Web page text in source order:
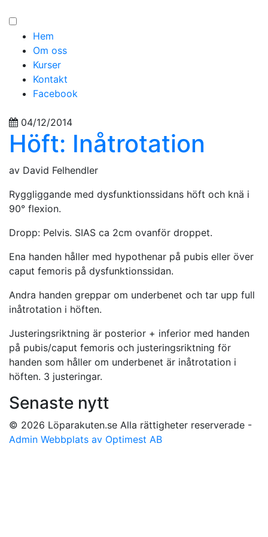
Hem
Om oss
Kurser
Kontakt
Facebook
04/12/2014
Höft: Inåtrotation
av David Felhendler
Ryggliggande med dysfunktionssidans höft och knä i
90° flexion.
Dropp: Pelvis. SIAS ca 2cm ovanför droppet.
Ena handen håller med hypothenar på pubis eller över
caput femoris på dysfunktionssidan.
Andra handen greppar om underbenet och tar upp full
inåtrotation i höften.
Justeringsriktning är posterior + inferior med handen
på pubis/caput femoris och justeringsriktning för
handen som håller om underbenet är inåtrotation i
höften. 3 justeringar.
Senaste nytt
© 2026 Löparakuten.se Alla rättigheter reserverade -
Admin Webbplats av Optimest AB